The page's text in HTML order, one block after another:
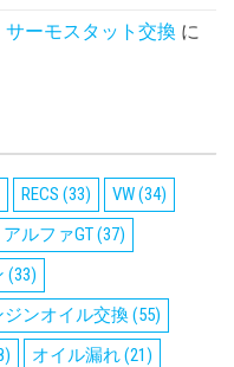
ーモスタット交換 に
RECS (33) VW(34)
アルファGT(37)
(33)
ジンオイル交換(55)
オイル漏れ(21)